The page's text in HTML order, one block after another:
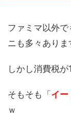
ファミマ以外
ニも多々ありま
しかし消費税が
そもそも「イー
ｗ